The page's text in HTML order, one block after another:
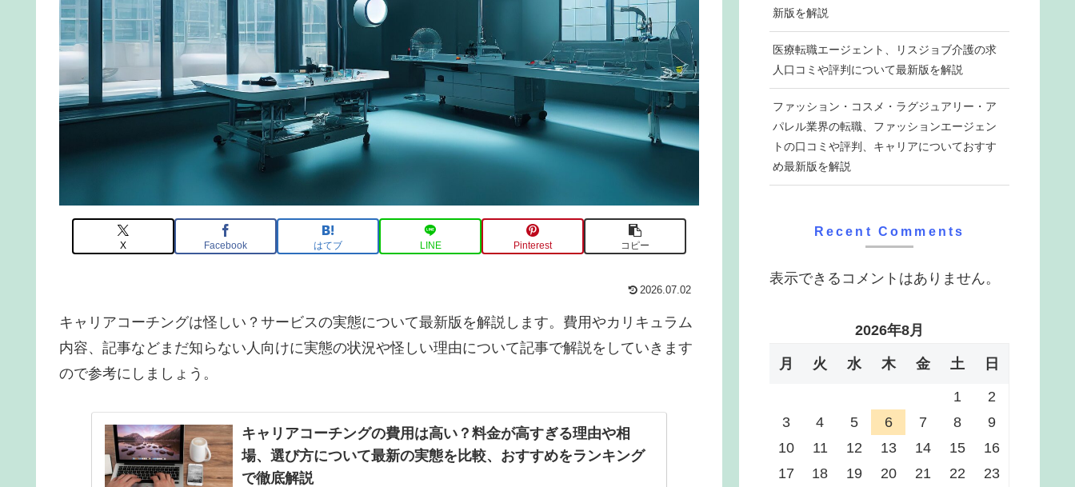
X Facebook はてブ LINE Pinterest コピー
2026.07.02
キャリアコーチングは怪しい？サービスの実態について最新版を解説します。費用やカリキュラム
内容、記事などまだ知らない人向けに実態の状況や怪しい理由について記事で解説をしていきます
ので参考にしましょう。
キャリアコーチングの費用は高い？料金が高すぎる理由や相
場、選び方について最新の実態を比較、おすすめをランキング
で徹底解説
新版を解説
医療転職エージェント、リスジョブ介護の求
人口コミや評判について最新版を解説
ファッション・コスメ・ラグジュアリー・ア
パレル業界の転職、ファッションエージェン
トの口コミや評判、キャリアについておすす
め最新版を解説
Recent Comments
表示できるコメントはありません。
2026年8月
月 火 水 木 金 土 日
1
2
3
4 5 6 7 8
9
10
11 12 13 14 15
16
17
18 19 20 21 22
23